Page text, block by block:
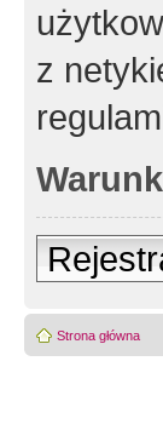
z
Strona główna